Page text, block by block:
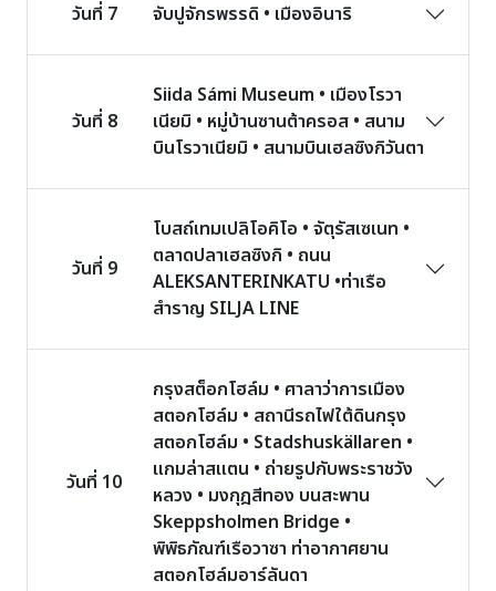
วันที่ 7 จับปูจักรพรรดิ • เมืองอินาริ
วันที่ 8
Siida Sámi Museum • เมืองโรวา
เนียมิ • หมู่บ้านซานต้าครอส • สนาม
บินโรวาเนียมิ • สนามบินเฮลซิงกิวันตา
วันที่ 9
โบสถ์เทมเปลิโอคิโอ • จัตุรัสเซเนท •
ตลาดปลาเฮลซิงกิ • ถนน
ALEKSANTERINKATU •ท่าเรือ
สำราญ SILJA LINE
วันที่ 10
กรุงสต็อกโฮล์ม • ศาลาว่าการเมือง
สตอกโฮล์ม • สถานีรถไฟใต้ดินกรุง
สตอกโฮล์ม • Stadshuskällaren •
แกมล่าสแตน • ถ่ายรูปกับพระราชวัง
หลวง • มงกุฎสีทอง บนสะพาน
Skeppsholmen Bridge •
พิพิธภัณฑ์เรือวาซา ท่าอากาศยาน
สตอกโฮล์มอาร์ลันดา